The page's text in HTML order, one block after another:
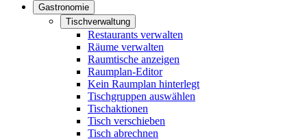
Gastronomie
Tischverwaltung
Restaurants verwalten
Räume verwalten
Raumtische anzeigen
Raumplan-Editor
Kein Raumplan hinterlegt
Tischgruppen auswählen
Tischaktionen
Tisch verschieben
Tisch abrechnen